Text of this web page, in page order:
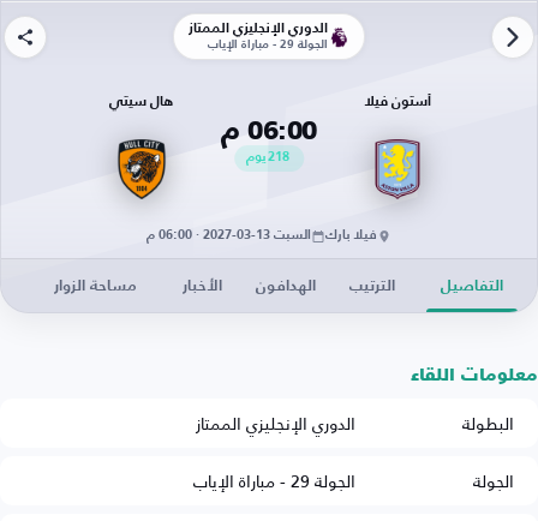
الدوري الإنجليزي الممتاز
الجولة 29 - مباراة الإياب
أستون فيلا
06:00 م
218يوم
هال سيتي
فيلا بارك السبت 13-03-2027 · 06:00 م
التفاصيل الترتيب الهدافون الأخبار مساحة الزوار
معلومات اللقاء
البطولة
الدوري الإنجليزي الممتاز
الجولة
الجولة 29 - مباراة الإياب